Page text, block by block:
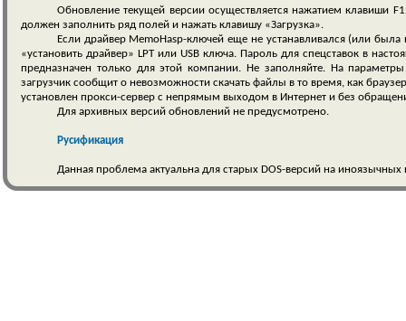
Обновление текущей версии осуществляется нажатием клавиши
должен заполнить ряд полей и нажать клавишу «Загрузка».
Если драйвер MemoHasp-ключей еще не устанавливался (или
«установить драйвер» LPT или USB ключа. Пароль для спецставок в
предназначен только для этой компании. Не заполняйте. На
загрузчик сообщит о невозможности скачать файлы в то время, как
установлен прокси-сервер с непрямым выходом в Интернет и без
Для архивных версий обновлений не предусмотрено.
Русификация
Данная проблема актуальна для старых DOS-версий на